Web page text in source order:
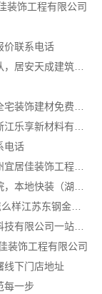
装饰工程有限公司
价联系电话
西安莲湖区专业家装平层自有施工队，居安天成建筑工程有限责任公司
电话
常州性价比高家装价格清单——常州宜居佳装饰工程有限公司分享
东钢科技304不锈钢家具定制工厂怎么样江苏东钢金属科技有限公司
家美装修全屋靠谱，嘉兴家美建材科技有限公司一站式省心
装饰工程有限公司
线下门店地址
每一步